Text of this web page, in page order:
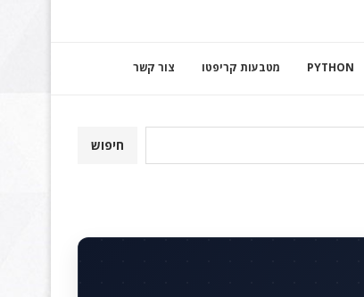
PYTHON מטבעות קריפטו צור קשר
חיפוש